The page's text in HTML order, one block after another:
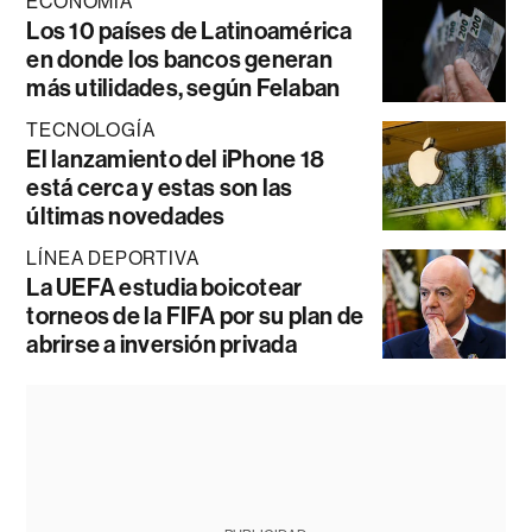
Los 10 países de Latinoamérica
en donde los bancos generan
más utilidades, según Felaban
TECNOLOGÍA
El lanzamiento del iPhone 18
está cerca y estas son las
últimas novedades
LÍNEA DEPORTIVA
La UEFA estudia boicotear
torneos de la FIFA por su plan de
abrirse a inversión privada